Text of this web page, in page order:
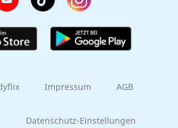
Impressum AGB
Datenschutz-Einstellungen